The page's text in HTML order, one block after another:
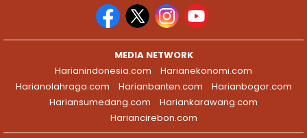
MEDIA NETWORK
Harianindonesia.com
Harianekonomi.com
Harianolahraga.com
Harianbanten.com
Harianbogor.com
Hariansumedang.com
Hariankarawang.com
Hariancirebon.com